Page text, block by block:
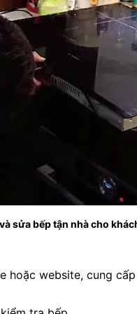
sửa bếp tận nhà cho
hoặc website, cung